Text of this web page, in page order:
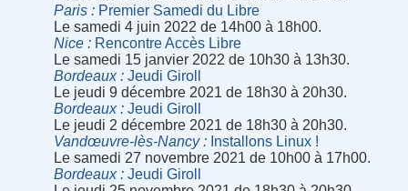
Paris
Premier Samedi du Libre
Le samedi 4 juin 2022 de 14h00 à 18h00.
Nice
Rencontre Accès Libre
Le samedi 15 janvier 2022 de 10h30 à 13h30.
Bordeaux
Jeudi Giroll
Le jeudi 9 décembre 2021 de 18h30 à 20h30.
Bordeaux
Jeudi Giroll
Le jeudi 2 décembre 2021 de 18h30 à 20h30.
Vandœuvre-lès-Nancy
Installons Linux !
Le samedi 27 novembre 2021 de 10h00 à 17h00.
Bordeaux
Jeudi Giroll